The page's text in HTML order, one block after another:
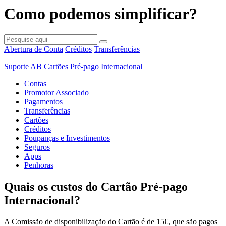
Como podemos simplificar?
Abertura de Conta Créditos Transferências
Suporte AB Cartões Pré-pago Internacional
Contas
Promotor Associado
Pagamentos
Transferências
Cartões
Créditos
Poupanças e Investimentos
Seguros
Apps
Penhoras
Quais os custos do Cartão Pré-pago
Internacional?​
A Comissão de disponibilização do Cartão é de 15€, que são pagos